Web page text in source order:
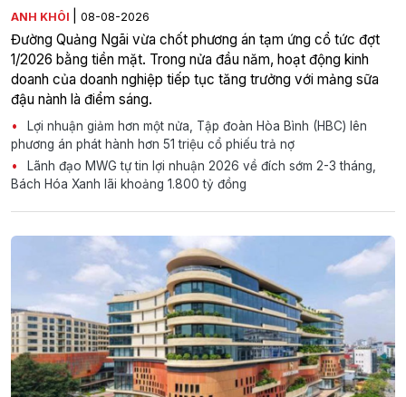
ANH KHÔI 08-08-2026
Đường Quảng Ngãi vừa chốt phương án tạm ứng cổ tức đợt
1/2026 bằng tiền mặt. Trong nửa đầu năm, hoạt động kinh
doanh của doanh nghiệp tiếp tục tăng trưởng với mảng sữa
đậu nành là điểm sáng.
Lợi nhuận giảm hơn một nửa, Tập đoàn Hòa Bình (HBC) lên
phương án phát hành hơn 51 triệu cổ phiếu trả nợ
Lãnh đạo MWG tự tin lợi nhuận 2026 về đích sớm 2-3 tháng,
Bách Hóa Xanh lãi khoảng 1.800 tỷ đồng